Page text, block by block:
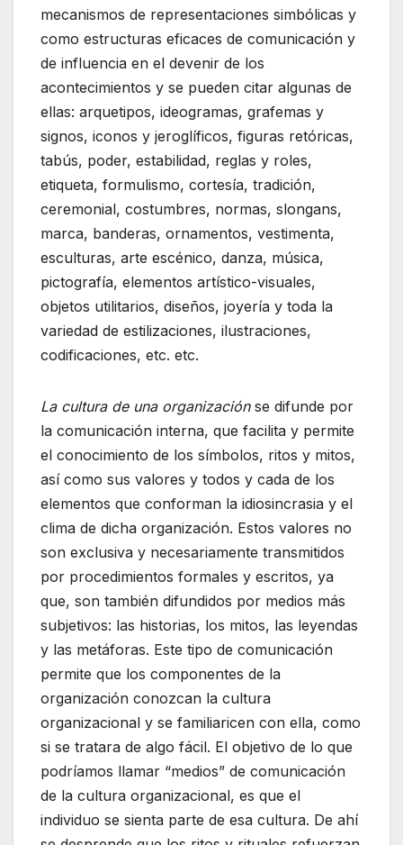
mecanismos de representaciones simbólicas y
como estructuras eficaces de comunicación y
de influencia en el devenir de los
acontecimientos y se pueden citar algunas de
ellas: arquetipos, ideogramas, grafemas y
signos, iconos y jeroglíficos, figuras retóricas,
tabús, poder, estabilidad, reglas y roles,
etiqueta, formulismo, cortesía, tradición,
ceremonial, costumbres, normas, slongans,
marca, banderas, ornamentos, vestimenta,
esculturas, arte escénico, danza, música,
pictografía, elementos artístico-visuales,
objetos utilitarios, diseños, joyería y toda la
variedad de estilizaciones, ilustraciones,
codificaciones, etc. etc.
La cultura de una organizaciónse difunde por
la comunicación interna, que facilita y permite
el conocimiento de los símbolos, ritos y mitos,
así como sus valores y todos y cada de los
elementos que conforman la idiosincrasia y el
clima de dicha organización. Estos valores no
son exclusiva y necesariamente transmitidos
por procedimientos formales y escritos, ya
que, son también difundidos por medios más
subjetivos: las historias, los mitos, las leyendas
y las metáforas. Este tipo de comunicación
permite que los componentes de la
organización conozcan la cultura
organizacional y se familiaricen con ella, como
si se tratara de algo fácil. El objetivo de lo que
podríamos llamar “medios” de comunicación
de la cultura organizacional, es que el
individuo se sienta parte de esa cultura. De ahí